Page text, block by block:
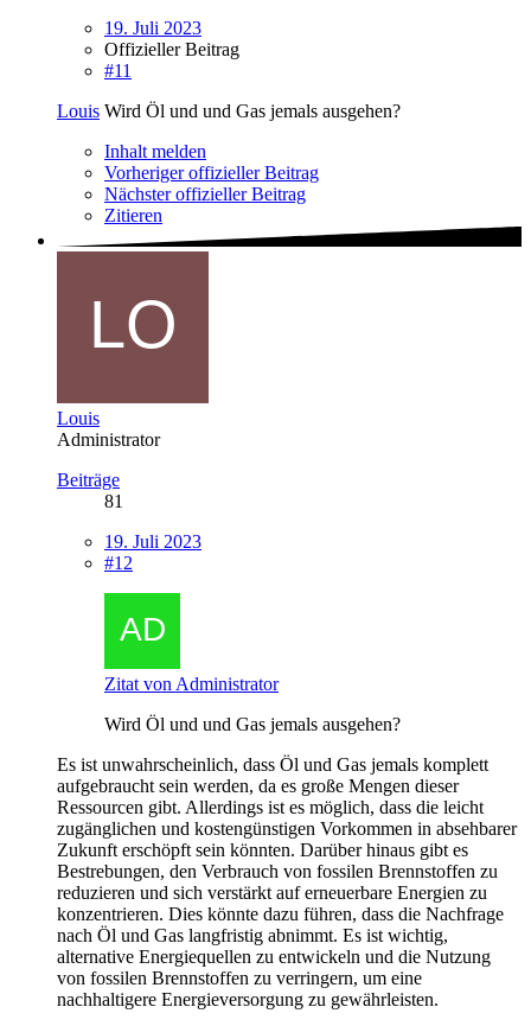
19. Juli 2023
Offizieller Beitrag
#11
Louis Wird Öl und und Gas jemals ausgehen?
Inhalt melden
Vorheriger offizieller Beitrag
Nächster offizieller Beitrag
Zitieren
Louis
Administrator
Beiträge
81
19. Juli 2023
#12
Zitat von Administrator
Wird Öl und und Gas jemals ausgehen?
Es ist unwahrscheinlich, dass Öl und Gas jemals komplett
aufgebraucht sein werden, da es große Mengen dieser
Ressourcen gibt. Allerdings ist es möglich, dass die leicht
zugänglichen und kostengünstigen Vorkommen in absehbarer
Zukunft erschöpft sein könnten. Darüber hinaus gibt es
Bestrebungen, den Verbrauch von fossilen Brennstoffen zu
reduzieren und sich verstärkt auf erneuerbare Energien zu
konzentrieren. Dies könnte dazu führen, dass die Nachfrage
nach Öl und Gas langfristig abnimmt. Es ist wichtig,
alternative Energiequellen zu entwickeln und die Nutzung
von fossilen Brennstoffen zu verringern, um eine
nachhaltigere Energieversorgung zu gewährleisten.